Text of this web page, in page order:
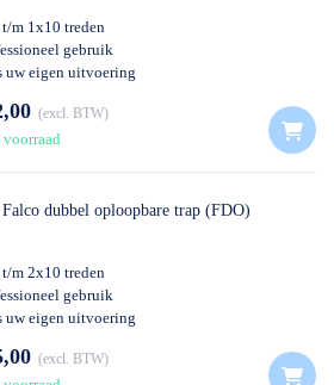
m 1x10 treden
gebruik
uw eigen uitvoering
excl. BTW
voorraad
dubbel oploopbare trap (FDO)
m 2x10 treden
gebruik
uw eigen uitvoering
excl. BTW